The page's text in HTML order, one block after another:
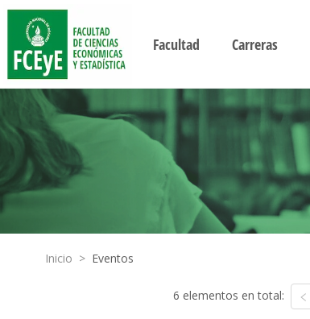
Facultad Carreras
Inicio > Eventos
6 elementos en total: